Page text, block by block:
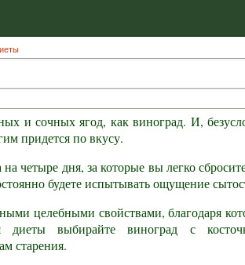
и сочных ягод, как виноград. И,
придется по вкусу.
четыре дня, за которые вы легко
будете испытывать ощущение
целебными свойствами, благодаря
выбирайте виноград с
старения.